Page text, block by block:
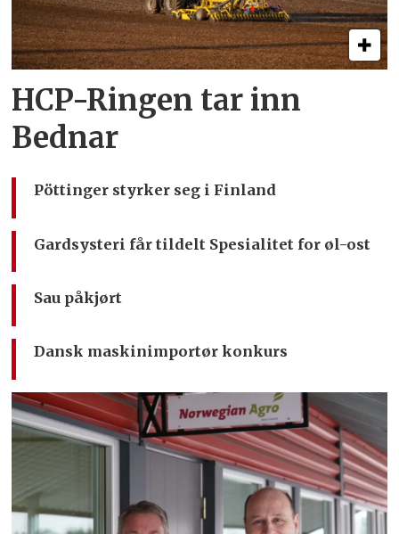
HCP-Ringen tar inn
Bednar
Pöttinger styrker seg i Finland
Gardsysteri får tildelt Spesialitet for øl-ost
Sau påkjørt
Dansk maskinimportør konkurs